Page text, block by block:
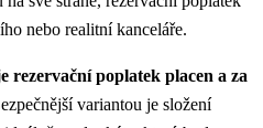
nebo realitní kanceláře.
rezervační poplatek placen a za
variantou je složení